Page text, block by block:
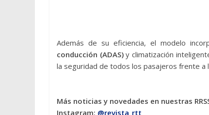
Además de su eficiencia, el modelo
conducción (ADAS)y climatización
la seguridad de todos los pasajeros frente a
Más noticias y novedades en nuestras
Instagram: @revista_rtt